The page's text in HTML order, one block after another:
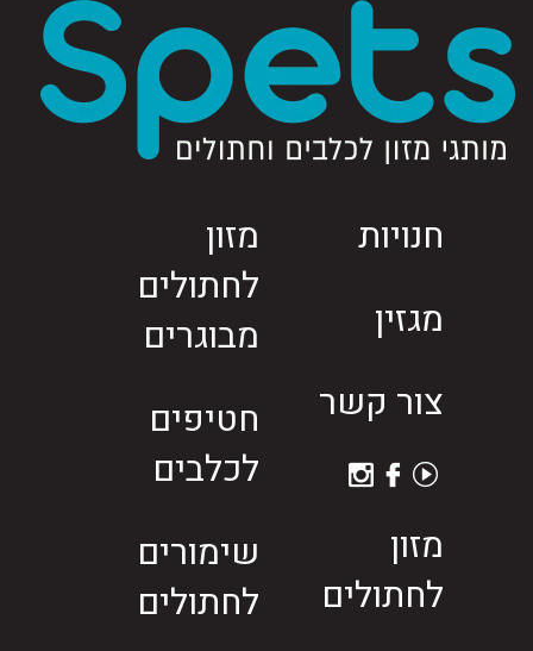
חנויות
מגזין
צור קשר
מזון
לחתולים
מזון
לחתולים
מבוגרים
חטיפים
לכלבים
שימורים
לחתולים